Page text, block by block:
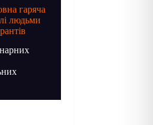
гаряча
людьми